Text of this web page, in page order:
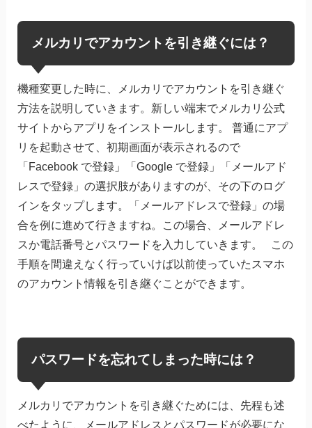
メルカリでアカウントを引き継ぐには？
機種変更した時に、メルカリでアカウントを引き継ぐ
方法を説明していきます。新しい端末でメルカリ公式
サイトからアプリをインストールします。 普通にアプ
リを起動させて、初期画面が表示されるので
「Facebook で登録」「Google で登録」「メールアド
レスで登録」の選択肢がありますのが、その下のログ
インをタップします。「メールアドレスで登録」の場
合を例に進めて行きますね。この場合、メールアドレ
スか電話番号とパスワードを入力していきます。 この
手順を間違えなく行っていけば以前使っていたスマホ
のアカウント情報を引き継ぐことができます。
パスワードを忘れてしまった時には？
メルカリでアカウントを引き継ぐためには、先程も述
べたように、メールアドレスとパスワードが必要にな